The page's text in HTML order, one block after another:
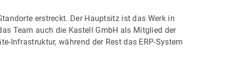
erstreckt. Der Hauptsitz ist das Werk in
Team auch die Kastell GmbH als Mitglied der
Infrastruktur, während der Rest das ERP-System